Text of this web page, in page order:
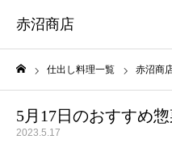
赤沼商店
仕出し料理一覧 赤沼商
5月17日のおすすめ
2023.5.17